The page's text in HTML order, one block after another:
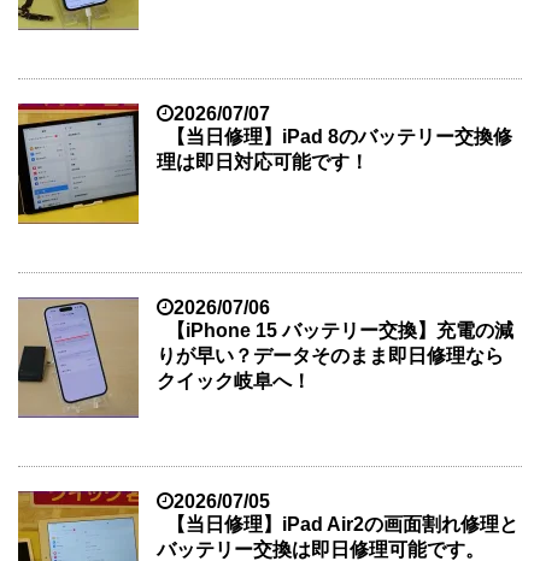
2026/07/07
【当日修理】iPad 8のバッテリー交換修
理は即日対応可能です！
2026/07/06
【iPhone 15 バッテリー交換】充電の減
りが早い？データそのまま即日修理なら
クイック岐阜へ！
2026/07/05
【当日修理】iPad Air2の画面割れ修理と
バッテリー交換は即日修理可能です。